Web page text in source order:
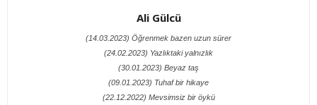
Ali Gülcü
(14.03.2023) Öğrenmek bazen uzun sürer
(24.02.2023) Yazlıktaki yalnızlık
(30.01.2023) Beyaz taş
(09.01.2023) Tuhaf bir hikaye
(22.12.2022) Mevsimsiz bir öykü